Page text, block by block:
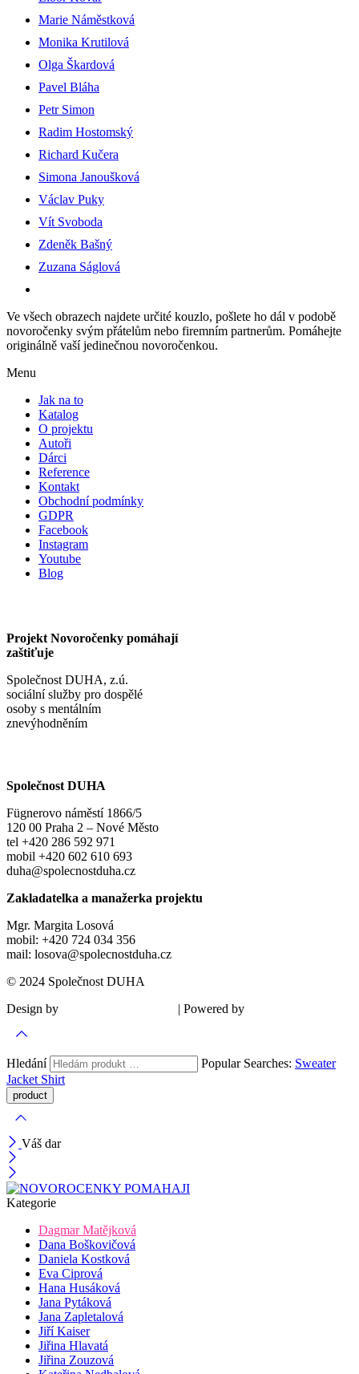
Marie Náměstková
Monika Krutilová
Olga Škardová
Pavel Bláha
Petr Simon
Radim Hostomský
Richard Kučera
Simona Janoušková
Václav Puky
Vít Svoboda
Zdeněk Bašný
Zuzana Ságlová
Ve všech obrazech najdete určité kouzlo, pošlete ho dál v podobě
novoročenky svým přátelům nebo firemním partnerům. Pomáhejte
originálně vaší jedinečnou novoročenkou.
Menu
Jak na to
Katalog
O projektu
Autoři
Dárci
Reference
Kontakt
Obchodní podmínky
GDPR
Facebook
Instagram
Youtube
Blog
Projekt Novoročenky pomáhají
zaštiťuje
Společnost DUHA, z.ú.
sociální služby pro dospělé
osoby s mentálním
znevýhodněním
Společnost DUHA
Fügnerovo náměstí 1866/5
120 00 Praha 2 – Nové Město
tel +420 286 592 971
mobil +420 602 610 693
duha@spolecnostduha.cz
Zakladatelka a manažerka projektu
Mgr. Margita Losová
mobil: +420 724 034 356
mail: losova@spolecnostduha.cz
© 2024 Společnost DUHA
Design by
| Powered by
Hledání Popular Searches: Sweater
Jacket Shirt
Váš dar
Kategorie
Dagmar Matějková
Dana Boškovičová
Daniela Kostková
Eva Ciprová
Hana Husáková
Jana Pytáková
Jana Zapletalová
Jiří Kaiser
Jiřina Hlavatá
Jiřina Zouzová